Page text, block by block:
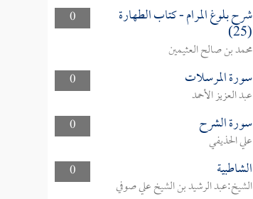
0
شرح بلوغ المرام - كتاب الطهارة
(25)
محمد بن صالح العثيمين
0
سورة المرسلات
عبد العزيز الأحمد
0
سورة الشرح
علي الحذيفي
0
الشاطبية
الشيخ:عبد الرشيد بن الشيخ علي صوفي